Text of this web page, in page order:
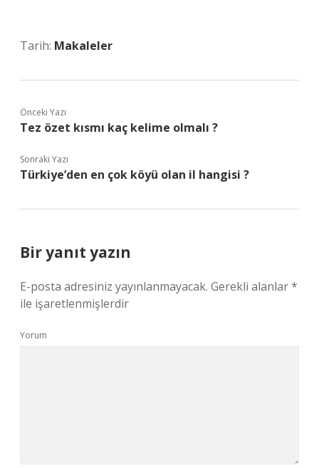
Tarih: Makaleler
Önceki Yazı
Tez özet kısmı kaç kelime olmalı ?
Sonraki Yazı
Türkiye’den en çok köyü olan il hangisi ?
Bir yanıt yazın
E-posta adresiniz yayınlanmayacak. Gerekli alanlar*
ile işaretlenmişlerdir
Yorum